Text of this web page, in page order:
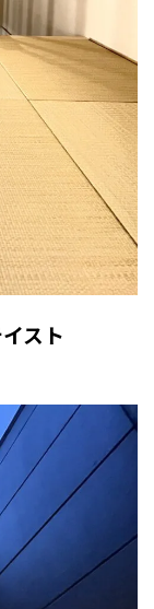
スト